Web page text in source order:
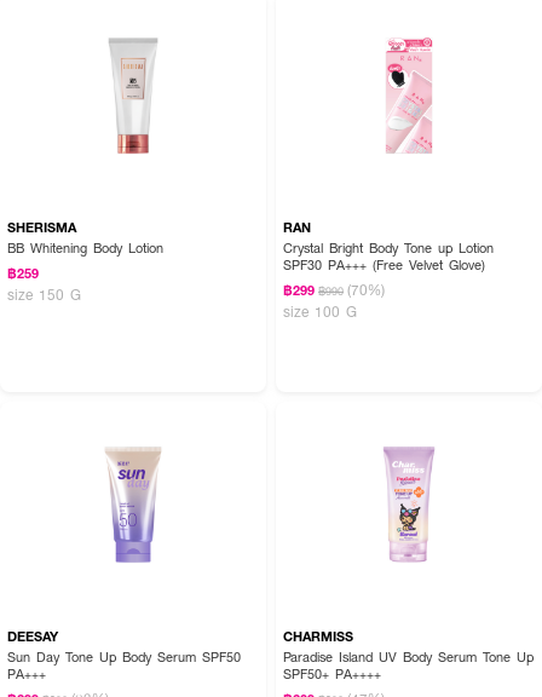
SHERISMA
BB Whitening Body Lotion
฿259
size 150 G
RAN
Crystal Bright Body Tone up Lotion
SPF30 PA+++ (Free Velvet Glove)
฿299 ฿990 (70%)
size 100 G
DEESAY
Sun Day Tone Up Body Serum SPF50
PA+++
CHARMISS
Paradise Island UV Body Serum Tone Up
SPF50+ PA++++